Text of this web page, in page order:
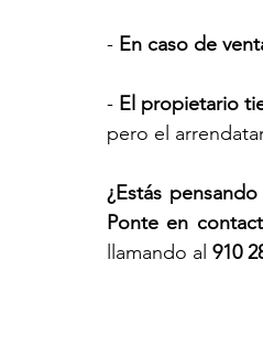
- En caso de
- El propietario
pero el
¿Estás
Ponte en
llamando al 910